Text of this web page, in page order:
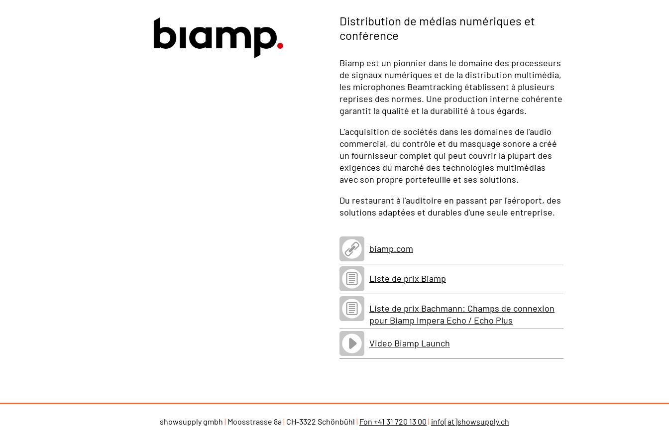
Distribution de médias numériques et
conférence
Biamp est un pionnier dans le domaine des processeurs
de signaux numériques et de la distribution multimédia,
les microphones Beamtracking établissent à plusieurs
reprises des normes. Une production interne cohérente
garantit la qualité et la durabilité à tous égards.
L'acquisition de sociétés dans les domaines de l'audio
commercial, du contrôle et du masquage sonore a créé
un fournisseur complet qui peut couvrir la plupart des
exigences du marché des technologies multimédias
avec son propre portefeuille et ses solutions.
Du restaurant à l'auditoire en passant par l'aéroport, des
solutions adaptées et durables d'une seule entreprise.
biamp.com
Liste de prix Biamp
Liste de prix Bachmann: Champs de connexion
pour Biamp Impera Echo / Echo Plus
Video Biamp Launch
showsupply gmbh | Moosstrasse 8a| CH-3322 Schönbühl | Fon +41 31 720 13 00 | info[at]showsupply.ch